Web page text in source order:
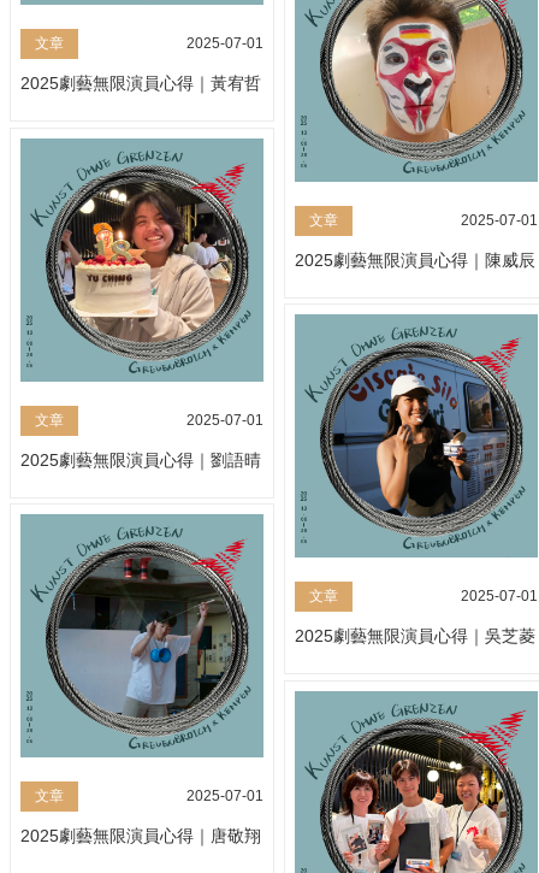
文章 2025-07-01
2025劇藝無限演員心得｜黃宥哲
文章 2025-07-01
2025劇藝無限演員心得｜陳威辰
文章 2025-07-01
2025劇藝無限演員心得｜劉語晴
文章 2025-07-01
2025劇藝無限演員心得｜吳芝菱
文章 2025-07-01
2025劇藝無限演員心得｜唐敬翔